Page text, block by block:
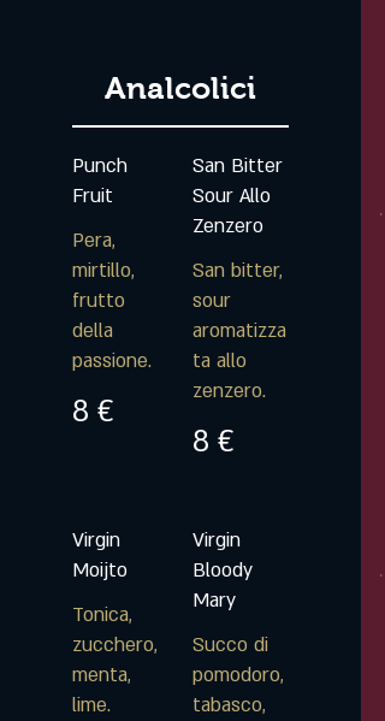
Analcolici
Punch
Fruit
Pera,
mirtillo,
frutto
della
passione.
8 €
San Bitter
Sour Allo
Zenzero
San bitter,
sour
aromatizza
ta allo
zenzero.
8 €
Virgin
Moijto
Tonica,
zucchero,
menta,
lime.
Virgin
Bloody
Mary
Succo di
pomodoro,
tabasco,